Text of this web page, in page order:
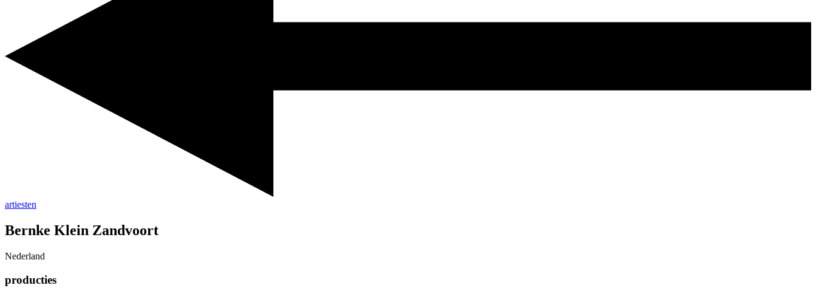
artiesten
Bernke Klein Zandvoort
Nederland
producties